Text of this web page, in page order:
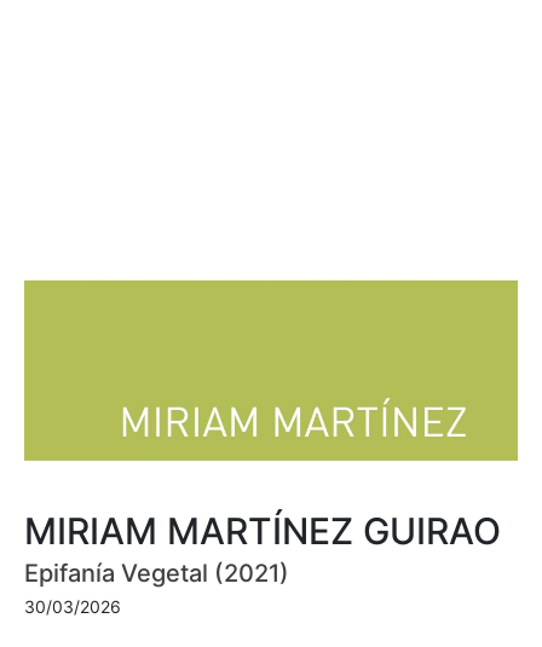
MIRIAM MARTÍNEZ GUIRAO
Epifanía Vegetal (2021)
30/03/2026